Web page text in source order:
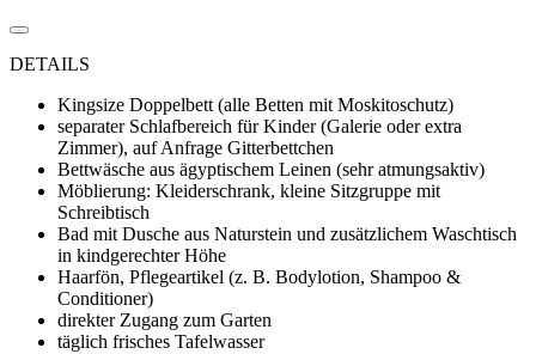
DETAILS
Kingsize Doppelbett (alle Betten mit Moskitoschutz)
separater Schlafbereich für Kinder (Galerie oder extra
Zimmer), auf Anfrage Gitterbettchen
Bettwäsche aus ägyptischem Leinen (sehr atmungsaktiv)
Möblierung: Kleiderschrank, kleine Sitzgruppe mit
Schreibtisch
Bad mit Dusche aus Naturstein und zusätzlichem Waschtisch
in kindgerechter Höhe
Haarfön, Pflegeartikel (z. B. Bodylotion, Shampoo &
Conditioner)
direkter Zugang zum Garten
täglich frisches Tafelwasser